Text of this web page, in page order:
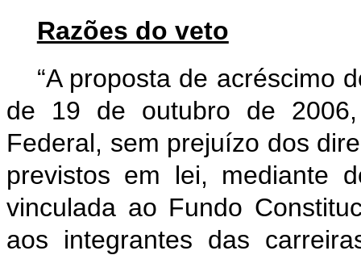
Razões do veto
“A proposta de acréscimo
de 19 de outubro de
Federal, sem prejuízo dos
previstos em lei, mediante
vinculada ao Fundo
aos integrantes das